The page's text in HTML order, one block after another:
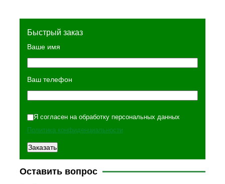
Быстрый заказ
Ваше имя
Ваш телефон
Я согласен на обработку персональных данных
Политика конфиденциальности
Оставить вопрос